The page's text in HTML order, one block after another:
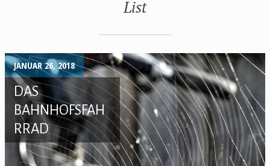
List
JANUAR 26, 2018
DAS
BAHNHOFSFAH
RRAD